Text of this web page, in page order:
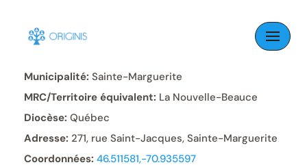
Skip
content
Municipalité: Sainte-Marguerite
MRC/Territoire équivalent: La Nouvelle-Beauce
Diocèse: Québec
Adresse: 271, rue Saint-Jacques, Sainte-Marguerite
Coordonnées: 46.511581,-70.935597